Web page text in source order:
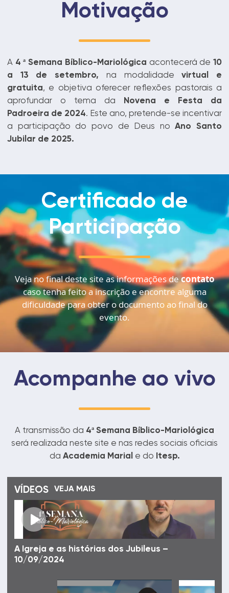
Motivação
A 4 ª Semana Bíblico-Mariológica acontecerá de10
a 13 de setembro, na modalidadevirtual e
gratuita, e objetiva oferecer reflexões pastorais a
aprofundar o tema da
Novena e Festa da
Padroeira de 2024. Este ano, pretende-se incentivar
a participação do povo de Deus noAno Santo
Jubilar de 2025.
Certificado de
Participação
Veja no final deste site as informações decontato
caso tenha feito a inscrição e encontre alguma
dificuldade para obter o documento ao final do
evento.
Acompanhe ao vivo
A transmissão da 4ª Semana Bíblico-Mariológica
será realizada neste site e nas redes sociais oficiais
da Academia Marial e do Itesp.
VÍDEOS VEJA MAIS
A Igreja e as histórias dos Jubileus –
10/09/2024